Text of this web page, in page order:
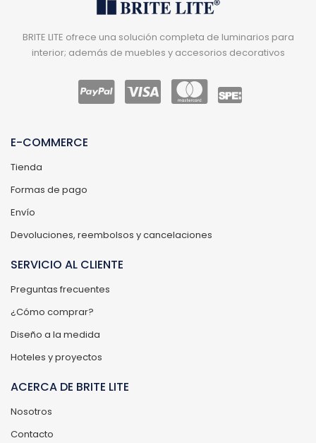
BRITE LITE ofrece una solución completa de luminarios para
interior; además de muebles y accesorios decorativos
E-COMMERCE
Tienda
Formas de pago
Envío
Devoluciones, reembolsos y cancelaciones
SERVICIO AL CLIENTE
Preguntas frecuentes
¿Cómo comprar?
Diseño a la medida
Hoteles y proyectos
ACERCA DE BRITE LITE
Nosotros
Contacto